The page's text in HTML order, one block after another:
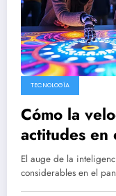
TECNOLOGÍA
Cómo la
actitudes en
la IA revela
El auge de la
considerables en el